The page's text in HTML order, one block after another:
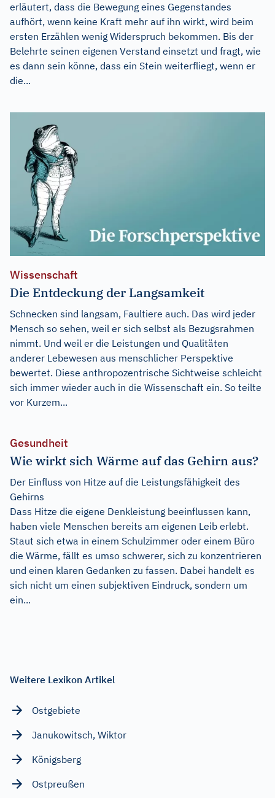
erläutert, dass die Bewegung eines Gegenstandes
aufhört, wenn keine Kraft mehr auf ihn wirkt, wird beim
ersten Erzählen wenig Widerspruch bekommen. Bis der
Belehrte seinen eigenen Verstand einsetzt und fragt, wie
es dann sein könne, dass ein Stein weiterfliegt, wenn er
die...
Wissenschaft
Die Entdeckung der Langsamkeit
Schnecken sind langsam, Faultiere auch. Das wird jeder
Mensch so sehen, weil er sich selbst als Bezugsrahmen
nimmt. Und weil er die Leistungen und Qualitäten
anderer Lebewesen aus menschlicher Perspektive
bewertet. Diese anthropozentrische Sichtweise schleicht
sich immer wieder auch in die Wissenschaft ein. So teilte
vor Kurzem...
Gesundheit
Wie wirkt sich Wärme auf das Gehirn aus?
Der Einfluss von Hitze auf die Leistungsfähigkeit des
Gehirns
Dass Hitze die eigene Denkleistung beeinflussen kann,
haben viele Menschen bereits am eigenen Leib erlebt.
Staut sich etwa in einem Schulzimmer oder einem Büro
die Wärme, fällt es umso schwerer, sich zu konzentrieren
und einen klaren Gedanken zu fassen. Dabei handelt es
sich nicht um einen subjektiven Eindruck, sondern um
ein...
Weitere Lexikon Artikel
Ostgebiete
Janukowitsch, Wiktor
Königsberg
Ostpreußen